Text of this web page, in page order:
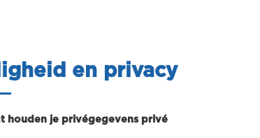
en privacy
houden je privégegevens privé